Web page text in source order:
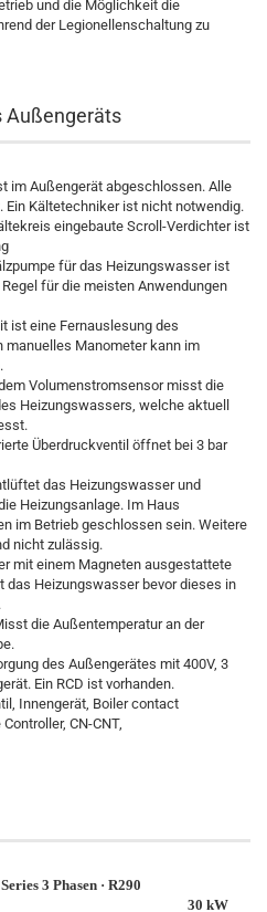
und die Möglichkeit die
der Legionellenschaltung zu
Außengeräts
im Außengerät abgeschlossen. Alle
Ein Kältetechniker ist nicht notwendig.
eingebaute Scroll-Verdichter ist
für das Heizungswasser ist
für die meisten Anwendungen
ist eine Fernauslesung des
manuelles Manometer kann im
Volumenstromsensor misst die
Heizungswassers, welche aktuell
Überdruckventil öffnet bei 3 bar
das Heizungswasser und
Heizungsanlage. Im Haus
im Betrieb geschlossen sein. Weitere
nicht zulässig.
mit einem Magneten ausgestattete
das Heizungswasser bevor dieses in
die Außentemperatur an der
des Außengerätes mit 400V, 3
Ein RCD ist vorhanden.
Innengerät, Boiler contact
CN-CNT,
3 Phasen · R290
30 kW